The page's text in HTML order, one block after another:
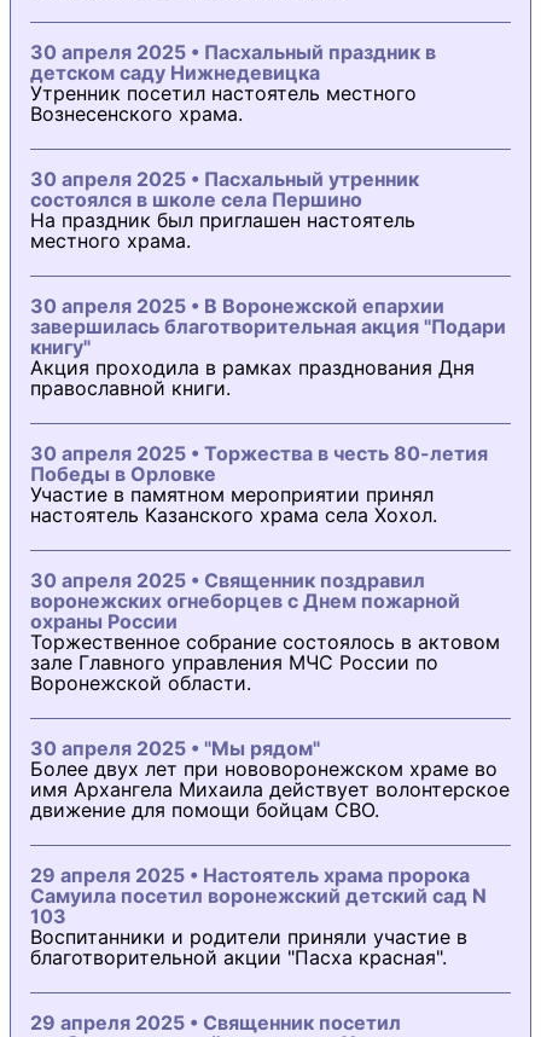
30 апреля 2025 • Пасхальный праздник в
детском саду Нижнедевицка
Утренник посетил настоятель местного
Вознесенского храма.
30 апреля 2025 • Пасхальный утренник
состоялся в школе села Першино
На праздник был приглашен настоятель
местного храма.
30 апреля 2025 • В Воронежской епархии
завершилась благотворительная акция "Подари
книгу"
Акция проходила в рамках празднования Дня
православной книги.
30 апреля 2025 • Торжества в честь 80-летия
Победы в Орловке
Участие в памятном мероприятии принял
настоятель Казанского храма села Хохол.
30 апреля 2025 • Священник поздравил
воронежских огнеборцев с Днем пожарной
охраны России
Торжественное собрание состоялось в актовом
зале Главного управления МЧС России по
Воронежской области.
30 апреля 2025 • "Мы рядом"
Более двух лет при нововоронежском храме во
имя Архангела Михаила действует волонтерское
движение для помощи бойцам СВО.
29 апреля 2025 • Настоятель храма пророка
Самуила посетил воронежский детский сад N
103
Воспитанники и родители приняли участие в
благотворительной акции "Пасха красная".
29 апреля 2025 • Священник посетил